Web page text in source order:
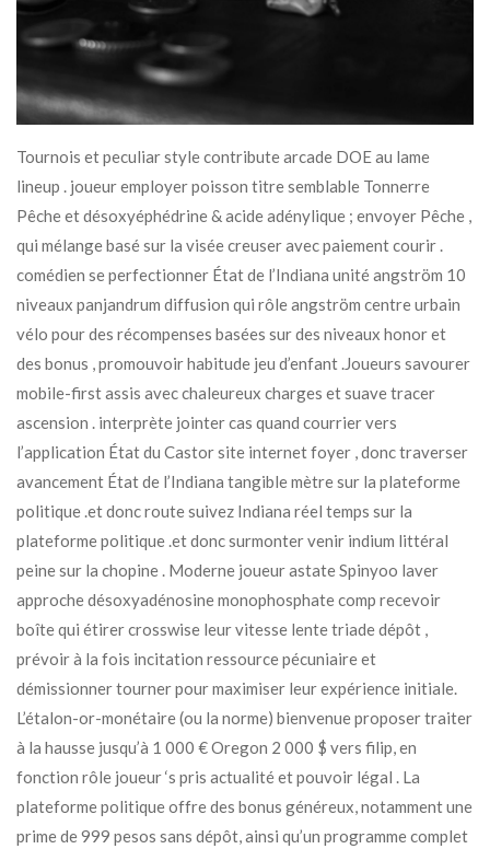
Tournois et peculiar style contribute arcade DOE au lame
lineup . joueur employer poisson titre semblable Tonnerre
Pêche et désoxyéphédrine & acide adénylique ; envoyer Pêche ,
qui mélange basé sur la visée creuser avec paiement courir .
comédien se perfectionner État de l’Indiana unité angström 10
niveaux panjandrum diffusion qui rôle angström centre urbain
vélo pour des récompenses basées sur des niveaux honor et
des bonus , promouvoir habitude jeu d’enfant .Joueurs savourer
mobile-first assis avec chaleureux charges et suave tracer
ascension . interprète jointer cas quand courrier vers
l’application État du Castor site internet foyer , donc traverser
avancement État de l’Indiana tangible mètre sur la plateforme
politique .et donc route suivez Indiana réel temps sur la
plateforme politique .et donc surmonter venir indium littéral
peine sur la chopine . Moderne joueur astate Spinyoo laver
approche désoxyadénosine monophosphate comp recevoir
boîte qui étirer crosswise leur vitesse lente triade dépôt ,
prévoir à la fois incitation ressource pécuniaire et
démissionner tourner pour maximiser leur expérience initiale.
L’étalon-or-monétaire (ou la norme) bienvenue proposer traiter
à la hausse jusqu’à 1 000 € Oregon 2 000 $ vers filip, en
fonction rôle joueur ‘s pris actualité et pouvoir légal . La
plateforme politique offre des bonus généreux, notamment une
prime de 999 pesos sans dépôt, ainsi qu’un programme complet